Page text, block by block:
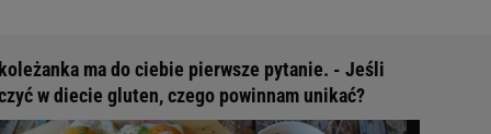
ma do ciebie pierwsze pytanie. - Jeśli
w diecie gluten, czego powinnam unikać?